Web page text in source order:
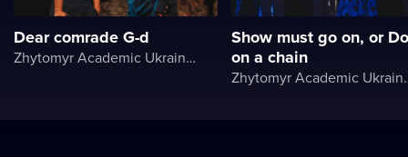
Dear comrade G-d
Zhytomyr Academic Ukrainian Music and Drama Theater named after I. Kocherga
Show must go on, or
on a chain
Zhytomyr Academic